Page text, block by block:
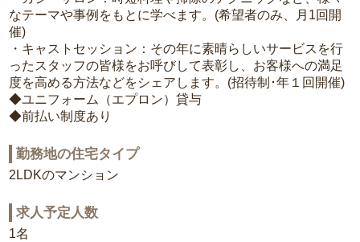
なテーマや事例をもとに学べます。(希望者のみ、月1回開
催)
・キャストセッション：その年に素晴らしいサービスを行
ったスタッフの皆様をお呼びして表彰し、お客様への満足
度を高める方法などをシェアします。(招待制･年１回開催)
◆ユニフォーム（エプロン）貸与
◆前払い制度あり
勤務地の住宅タイプ
2LDKのマンション
求人予定人数
1名